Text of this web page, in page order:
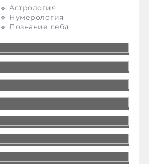
🔹 Астрология
🔹 Нумерология
🔹 Познание себя